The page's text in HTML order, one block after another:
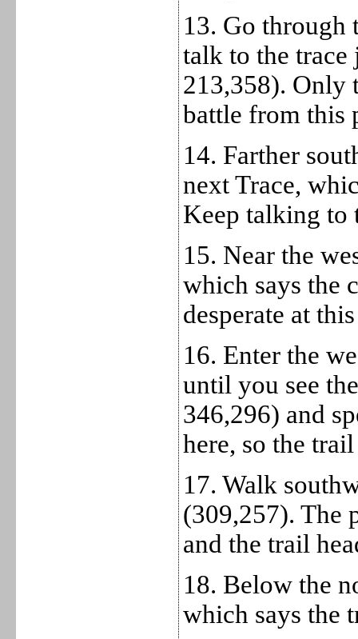
13. Go through
talk to the
213,358). Only
battle from this
14. Farther
next Trace,
Keep talking to
15. Near the
which says the
desperate at
16. Enter the
until you see
346,296) and
here, so the
17. Walk
(309,257). The
and the trail
18. Below the
which says the